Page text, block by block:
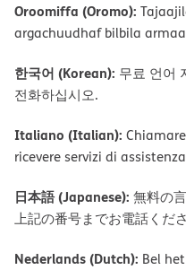
Oroomiffa (Oromo):
argachuudhaf bilbila
한국어 (Korean): 무료 언어
전화하십시오.
Italiano (Italian):
ricevere servizi di
日本語 (Japanese): 無料の
上記の番号までお電話くださ
Nederlands (Dutch): Bel